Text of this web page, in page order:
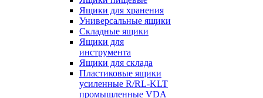
Ящики для хранения
Универсальные ящики
Складные ящики
Ящики для
инструмента
Ящики для склада
Пластиковые ящики
усиленные R/RL-KLT
промышленные VDA